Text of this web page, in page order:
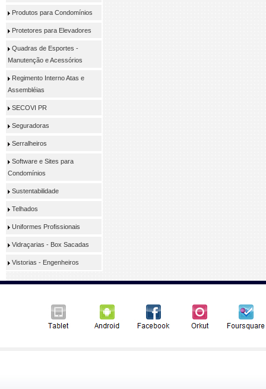
Produtos para Condomínios
Protetores para Elevadores
Quadras de Esportes -
Manutenção e Acessórios
Regimento Interno Atas e
Assembléias
SECOVI PR
Seguradoras
Serralheiros
Software e Sites para
Condomínios
Sustentabilidade
Telhados
Uniformes Profissionais
Vidraçarias - Box Sacadas
Vistorias - Engenheiros